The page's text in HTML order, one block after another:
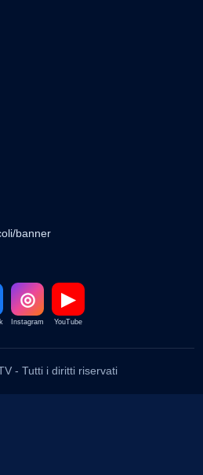
banner
◎
Instagram
▶
YouTube
- Tutti i diritti riservati